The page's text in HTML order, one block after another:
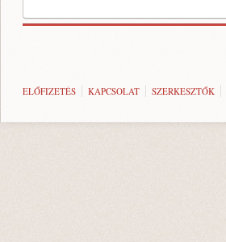
ELŐFIZETÉS KAPCSOLAT SZERKESZTŐK